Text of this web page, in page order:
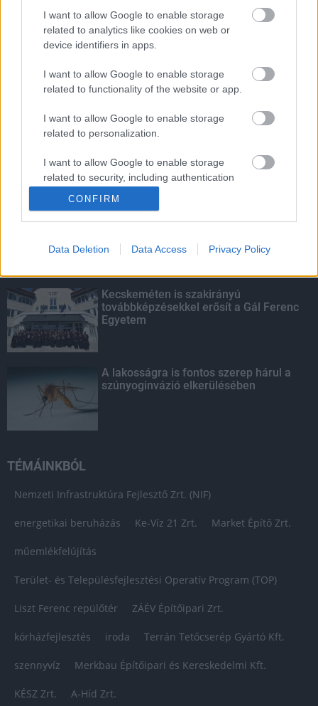
I want to allow Google to enable storage
related to analytics like cookies on web or
device identifiers in apps.
I want to allow Google to enable storage
related to functionality of the website or app.
I want to allow Google to enable storage
related to personalization.
I want to allow Google to enable storage
related to security, including authentication
CONFIRM
Data Deletion Data Access Privacy Policy
Fontos a postaládákba költöző
széncinegék védelme
Amire többmillióan vártunk: szombattól
másodfokúra csökken a riasztás
KIEMELT
Megérkezett az eső a Duna
Kecskeméten is szakirányú
továbbképzésekkel erősít a Gál Ferenc
Egyetem
A lakosságra is fontos szerep hárul a
szúnyoginvázió elkerülésében
TÉMÁINKBÓL
Nemzeti Infrastruktúra Fejlesztő Zrt. (NIF)
energetikai beruházás Ke-Víz 21 Zrt. Market Építő Zrt.
műemlékfelújítás
Terület- és Településfejlesztési Operatív Program (TOP)
Liszt Ferenc repülőtér ZÁÉV Építőipari Zrt.
kórházfejlesztés iroda Terrán Tetőcserép Gyártó Kft.
szennyvíz Merkbau Építőipari és Kereskedelmi Kft.
KÉSZ Zrt. A-Híd Zrt.